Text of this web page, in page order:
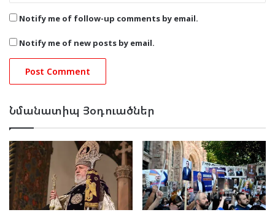
Notify me of follow-up comments by email.
Notify me of new posts by email.
Նմանատիպ Յօդուածներ